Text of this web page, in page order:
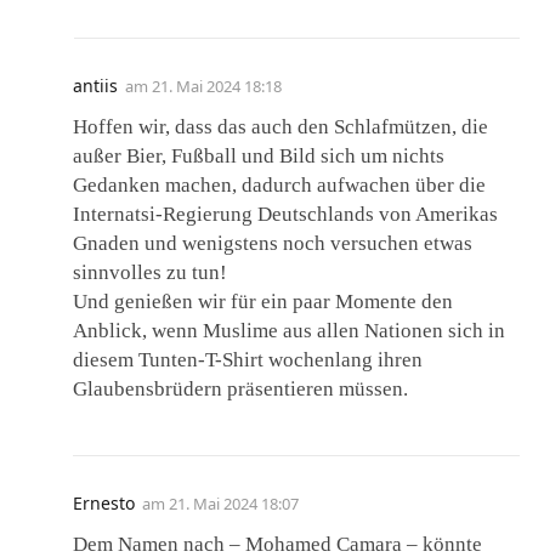
antiis am 21. Mai 2024 18:18
Hoffen wir, dass das auch den Schlafmützen, die
außer Bier, Fußball und Bild sich um nichts
Gedanken machen, dadurch aufwachen über die
Internatsi-Regierung Deutschlands von Amerikas
Gnaden und wenigstens noch versuchen etwas
sinnvolles zu tun!
Und genießen wir für ein paar Momente den
Anblick, wenn Muslime aus allen Nationen sich in
diesem Tunten-T-Shirt wochenlang ihren
Glaubensbrüdern präsentieren müssen.
Ernesto am 21. Mai 2024 18:07
Dem Namen nach – Mohamed Camara – könnte